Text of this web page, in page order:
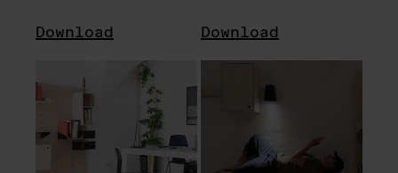
Download Download